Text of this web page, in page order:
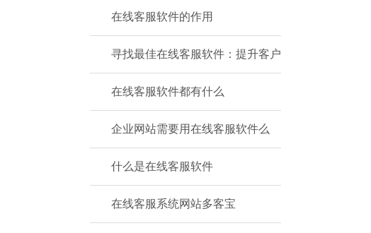
在线客服软件的作用
寻找最佳在线客服软件：提升客户
在线客服软件都有什么
企业网站需要用在线客服软件么
什么是在线客服软件
在线客服系统网站多客宝